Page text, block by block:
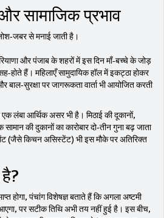
सामाजिक प्रभाव
से मनाई जाती है।
और पंजाब के शहरों में इस दिन माँ‑बच्चे के जोड़
होते हैं। महिलाएँ सामुदायिक हॉल में इकट्ठा होकर
बाल‑सुरक्षा पर जागरूकता वार्ता भी आयोजित करती
एक लंबा आर्थिक असर भी है। मिठाई की दूकानों,
की दुकानों का कारोबार दो‑तीन गुना बढ़ जाता
(जैसे किचन असिस्टेंट) भी इस मौके पर अतिरिक्त
होगा, पंचांग विशेषज्ञ बताते हैं कि अगला अष्टमी
पर सटीक तिथि अभी तय नहीं हुई है। इस बीच,